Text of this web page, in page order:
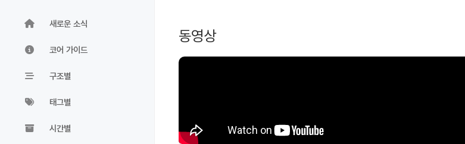
새로운 소식
코어 가이드
구조별
태그별
시간별
동영상